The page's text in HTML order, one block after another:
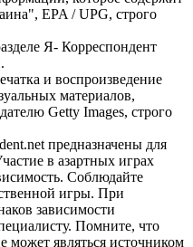
EPA / UPG, строго
Я- Корреспондент
и воспроизведение
материалов,
Getty Images, строго
предназначены для
в азартных играх
Соблюдайте
игры. При
зависимости
Помните, что
может являться источником